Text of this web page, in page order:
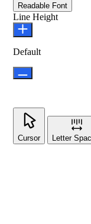
Readable Font
Line Height
Default
Cursor Letter